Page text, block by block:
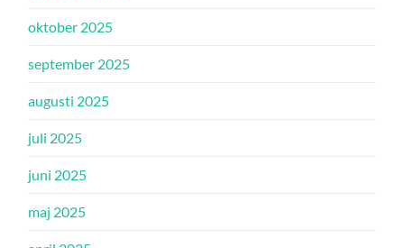
oktober 2025
september 2025
augusti 2025
juli 2025
juni 2025
maj 2025